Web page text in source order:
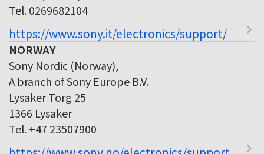
Tel. 0269682104
https://www.sony.it/electronics/support/
NORWAY
Sony Nordic (Norway),
A branch of Sony Europe B.V.
Lysaker Torg 25
1366 Lysaker
Tel. +47 23507900